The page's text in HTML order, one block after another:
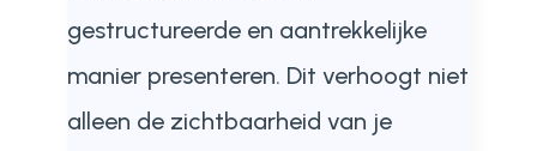
gestructureerde en aantrekkelijke
manier presenteren. Dit verhoogt niet
alleen de zichtbaarheid van je